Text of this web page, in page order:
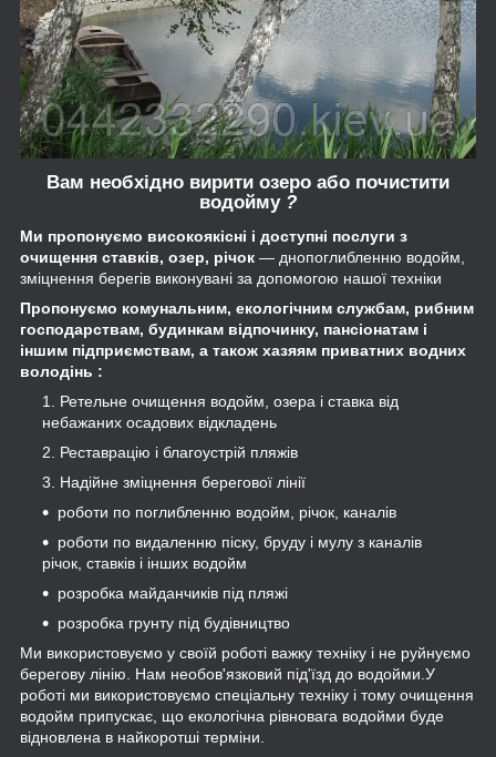
Вам необхідно вирити озеро або почистити
водойму ?
Ми пропонуємо високоякісні і доступні послуги з
очищення ставків, озер, річок ― днопоглибленню водойм,
зміцнення берегів виконувані за допомогою нашої техніки
Пропонуємо комунальним, екологічним службам, рибним
господарствам, будинкам відпочинку, пансіонатам і
іншим підприємствам, а також хазяям приватних водних
володінь :
Ретельне очищення водойм, озера і ставка від
небажаних осадових відкладень
Реставрацію і благоустрій пляжів
Надійне зміцнення берегової лінії
роботи по поглибленню водойм, річок, каналів
роботи по видаленню піску, бруду і мулу з каналів
річок, ставків і інших водойм
розробка майданчиків під пляжі
розробка грунту під будівництво
Ми використовуємо у своїй роботі важку техніку і не руйнуємо
берегову лінію. Нам необов'язковий під'їзд до водойми.У
роботі ми використовуємо спеціальну техніку і тому очищення
водойм припускає, що екологічна рівновага водойми буде
відновлена в найкоротші терміни.